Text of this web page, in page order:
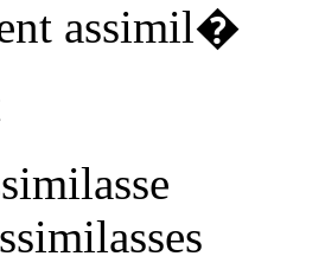
assimil�
asse
asses